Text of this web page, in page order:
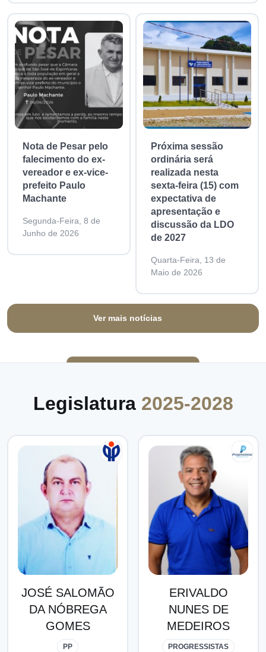
Nota de Pesar pelo
falecimento do ex-
vereador e ex-vice-
prefeito Paulo
Machante
Segunda-Feira, 8 de
Junho de 2026
Próxima sessão
ordinária será
realizada nesta
sexta-feira (15) com
expectativa de
apresentação e
discussão da LDO
de 2027
Quarta-Feira, 13 de
Maio de 2026
Ver mais notícias
Legislatura 2025-2028
ERIVALDO
NUNES DE
MEDEIROS
PROGRESSISTAS
ESTERBAN
NÓBREGA DE
SOUSA
PP